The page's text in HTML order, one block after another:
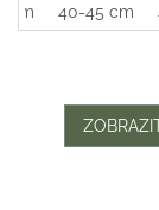
5
hvězdiček.
cm 40-45 cm